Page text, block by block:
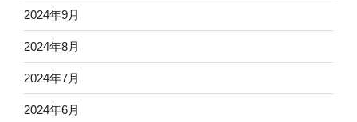
2024年9月
2024年8月
2024年7月
2024年6月